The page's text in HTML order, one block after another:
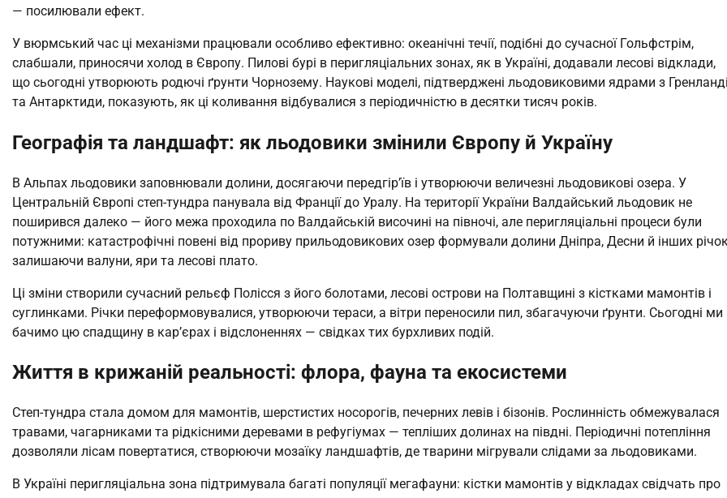
— посилювали ефект.
У вюрмський час ці механізми працювали особливо ефективно: океанічні течії, подібні до сучасної Гольфстрім,
слабшали, приносячи холод в Європу. Пилові бурі в перигляціальних зонах, як в Україні, додавали лесові відклади,
що сьогодні утворюють родючі ґрунти Чорнозему. Наукові моделі, підтверджені льодовиковими ядрами з
та Антарктиди, показують, як ці коливання відбувалися з періодичністю в десятки тисяч років.
Географія та ландшафт: як льодовики змінили Європу й Україну
В Альпах льодовики заповнювали долини, досягаючи передгір’їв і утворюючи величезні льодовикові озера. У
Центральній Європі степ-тундра панувала від Франції до Уралу. На території України Валдайський льодовик не
поширився далеко — його межа проходила по Валдайській височині на півночі, але перигляціальні процеси були
потужними: катастрофічні повені від прориву прильодовикових озер формували долини Дніпра, Десни й інших
залишаючи валуни, яри та лесові плато.
Ці зміни створили сучасний рельєф Полісся з його болотами, лесові острови на Полтавщині з кістками мамонтів і
суглинками. Річки переформовувалися, утворюючи тераси, а вітри переносили пил, збагачуючи ґрунти. Сьогодні ми
бачимо цю спадщину в кар’єрах і відслоненнях — свідках тих бурхливих подій.
Життя в крижаній реальності: флора, фауна та екосистеми
Степ-тундра стала домом для мамонтів, шерстистих носорогів, печерних левів і бізонів. Рослинність обмежувалася
травами, чагарниками та рідкісними деревами в рефугіумах — тепліших долинах на півдні. Періодичні потепління
дозволяли лісам повертатися, створюючи мозаїку ландшафтів, де тварини мігрували слідами за льодовиками.
В Україні перигляціальна зона підтримувала багаті популяції мегафауни: кістки мамонтів у відкладах свідчать про